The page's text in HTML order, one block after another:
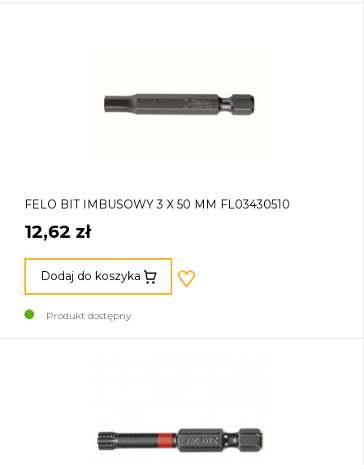
FELO BIT IMBUSOWY 3 X 50 MM FL03430510
12,62 zł
Dodaj do koszyka
Produkt dostępny